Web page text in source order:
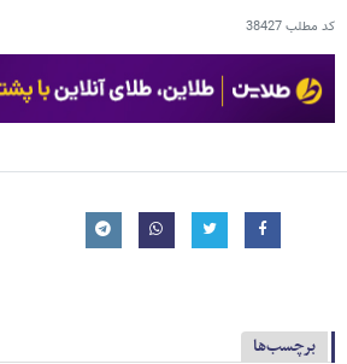
کد مطلب38427
برچسب‌ها